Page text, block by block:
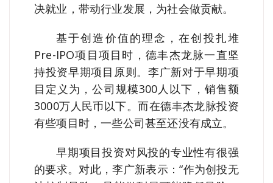
决就业，带动行业发展，为社会做贡献。
基于创造价值的理念，在创投扎堆
Pre-IPO项目项目时，德丰杰龙脉一直坚
持投资早期项目原则。李广新对于早期项
目定义为，公司规模300人以下，销售额
3000万人民币以下。而在德丰杰龙脉投资
有些项目时，一些公司甚至还没有成立。
早期项目投资对风投的专业性有很强
的要求。对此，李广新表示：“作为创投无